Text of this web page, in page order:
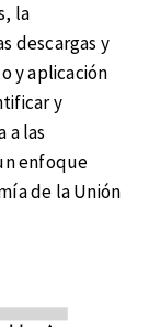
la
descargas y
y aplicación
y
a las
enfoque
de la Unión